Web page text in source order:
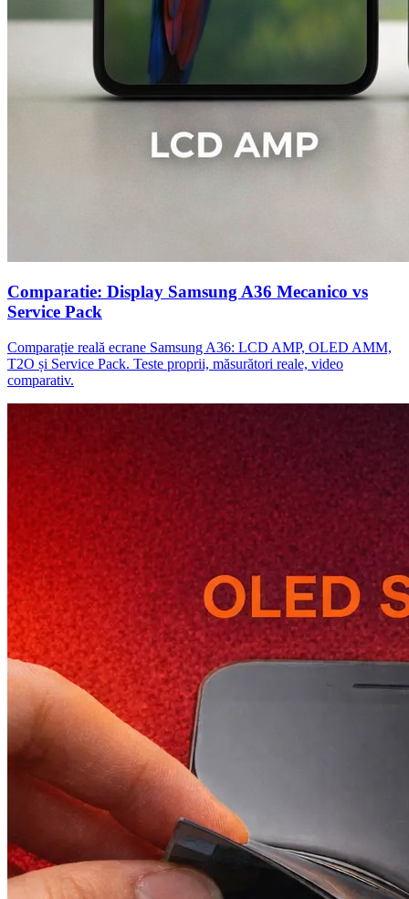
Comparatie: Display Samsung A36 Mecanico vs
Service Pack
Comparație reală ecrane Samsung A36: LCD AMP, OLED AMM,
T2O și Service Pack. Teste proprii, măsurători reale, video
comparativ.